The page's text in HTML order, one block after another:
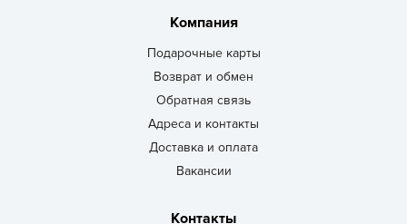
Компания
Подарочные карты
Возврат и обмен
Обратная связь
Адреса и контакты
Доставка и оплата
Вакансии
Контакты